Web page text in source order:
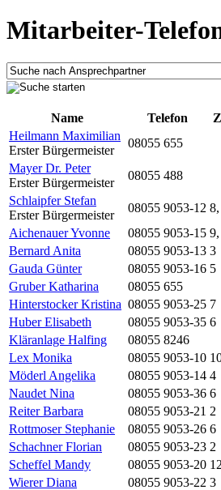
Mitarbeiter-
Name
Telefon
Heilmann Maximilian
Erster Bürgermeister
08055 655
Mayer Dr. Peter
Erster Bürgermeister
08055 488
Schlaipfer Stefan
Erster Bürgermeister
08055 9053-12
Aichenauer Yvonne
08055 9053-15
Bernard Anita
08055 9053-13 3
Gauda Günter
08055 9053-16 5
Gruber Katharina
08055 655
Hinterstocker Kristina 08055 9053-25 7
Huber Elisabeth
08055 9053-35 6
Kläranlage Halfing
08055 8246
Lex Monika
08055 9053-10
Möderl Angelika
08055 9053-14 4
Naudet Nina
08055 9053-36 6
Reiter Barbara
08055 9053-21 2
Rottmoser Stephanie
08055 9053-26 6
Schachner Florian
08055 9053-23 2
Scheffel Mandy
08055 9053-20
Wierer Diana
08055 9053-22 3